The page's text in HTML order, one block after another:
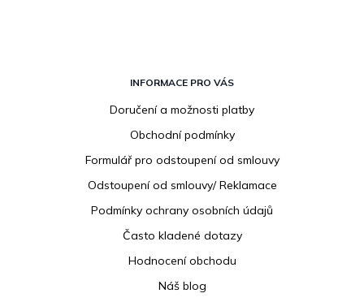
INFORMACE PRO VÁS
Doručení a možnosti platby
Obchodní podmínky
Formulář pro odstoupení od smlouvy
Odstoupení od smlouvy/ Reklamace
Podmínky ochrany osobních údajů
Často kladené dotazy
Hodnocení obchodu
Náš blog